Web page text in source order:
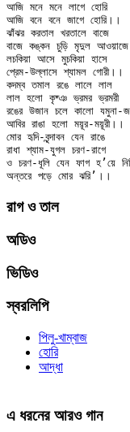
আজি মনে মনে লাগে হোরি
আজি বনে বনে জাগে হোরি।।
ঝাঁঝর করতাল খরতালে বাজে
বাজে কঙ্কন চুড়ি মৃদুল আওয়াজে
লচকিয়া আসে মুচকিয়া হাসে
প্রেম-উল্লাসে শ্যামল গোরী।।
কদম্ব তমাল রঙে লালে লাল
লাল হলো কৃষ্ঞ ভ্রমর ভ্রমরী
রঙের উজান চলে কালো যমুনা-
আবির রাঙা হলো ময়ূর-ময়ূরী।।
মোর হৃদি-বৃন্দাবন যেন রাঙে
রাধা শ্যাম-যুগল চরণ-রাগে
ও চরণ-ধূলি যেন ফাগ হ’য়ে
রাগ ও তাল
অডিও
ভিডিও
স্বরলিপি
পিলু-খাম্বাজ
হোরি
আদ্ধা
এ ধরনের আরও গান